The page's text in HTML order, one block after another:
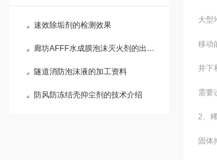
速效除垢剂的检测效果
廊坊AFFF水成膜泡沫灭火剂的出厂检测效果
隧道消防泡沫液的加工资料
防风防冻结壳抑尘剂的技术介绍
大型
移动
井下
需要
2、
固体